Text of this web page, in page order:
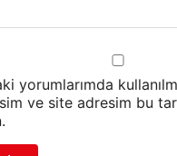
yorumlarımda
ve site adresim bu